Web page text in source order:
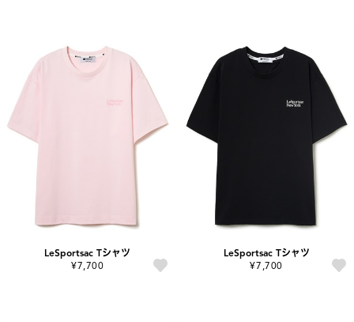
LeSportsac Tシャツ
¥7,700
LeSportsac Tシャツ
¥7,700